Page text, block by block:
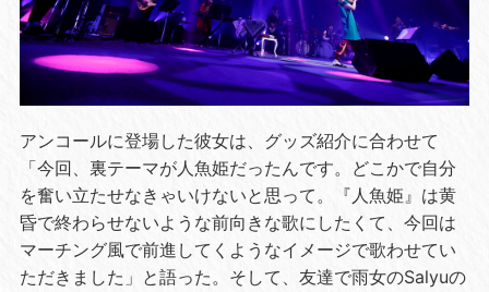
アンコールに登場した彼女は、グッズ紹介に合わせて
「今回、裏テーマが人魚姫だったんです。どこかで自分
を奮い立たせなきゃいけないと思って。『人魚姫』は黄
昏で終わらせないような前向きな歌にしたくて、今回は
マーチング風で前進してくようなイメージで歌わせてい
ただきました」と語った。そして、友達で雨女のSalyuの